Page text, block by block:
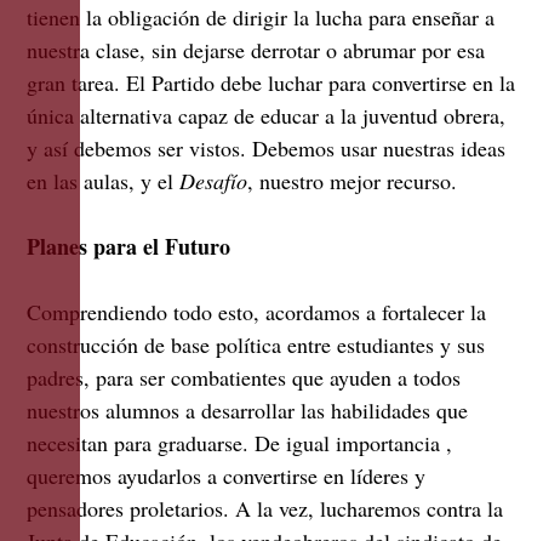
tienen la obligación de dirigir la lucha para enseñar a
nuestra clase, sin dejarse derrotar o abrumar por esa
gran tarea. El Partido debe luchar para convertirse en la
única alternativa capaz de educar a la juventud obrera,
y así debemos ser vistos. Debemos usar nuestras ideas
en las aulas, y el Desafío, nuestro mejor recurso.
Planes para el Futuro
Comprendiendo todo esto, acordamos a fortalecer la
construcción de base política entre estudiantes y sus
padres, para ser combatientes que ayuden a todos
nuestros alumnos a desarrollar las habilidades que
necesitan para graduarse. De igual importancia ,
queremos ayudarlos a convertirse en líderes y
pensadores proletarios. A la vez, lucharemos contra la